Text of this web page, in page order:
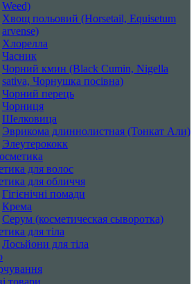
Weed)
Хвощ польовий (Horsetail, Equisetum
arvense)
Хлорелла
Часник
Чорний кмин (Black Cumin, Nigella
sativa, Чорнушка посівна)
Чорний перець
Чорниця
Шелковица
Эврикома длиннолистная (Тонкат Али)
Элеутерококк
для волос
для обличчя
Гігієнічні помади
Крема
Серум (косметическая сыворотка)
для тіла
Лосьйони для тіла
товари